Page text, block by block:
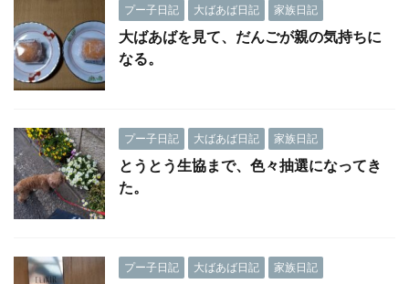
プー子日記 大ばあば日記 家族日記
大ばあばを見て、だんごが親の気持ちに
なる。
プー子日記 大ばあば日記 家族日記
とうとう生協まで、色々抽選になってき
た。
プー子日記 大ばあば日記 家族日記